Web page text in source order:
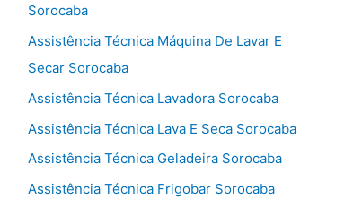
Sorocaba
Assistência Técnica Máquina De Lavar E
Secar Sorocaba
Assistência Técnica Lavadora Sorocaba
Assistência Técnica Lava E Seca Sorocaba
Assistência Técnica Geladeira Sorocaba
Assistência Técnica Frigobar Sorocaba